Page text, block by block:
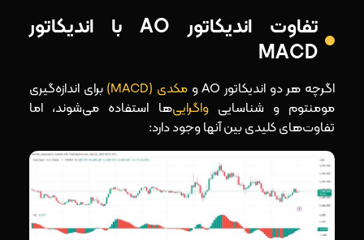
تفاوت اندیکاتور AO با اندیکاتور
MACD
اگرچه هر دو اندیکاتور AO و مکدی (MACD)
برای اندازه‌گیری
مومنتوم و شناساییواگرایی‌ها استفاده می‌شوند، اما
تفاوت‌های کلیدی بین آنها وجود دارد: